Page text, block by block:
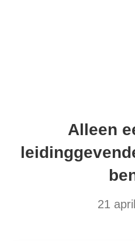
Alleen
21